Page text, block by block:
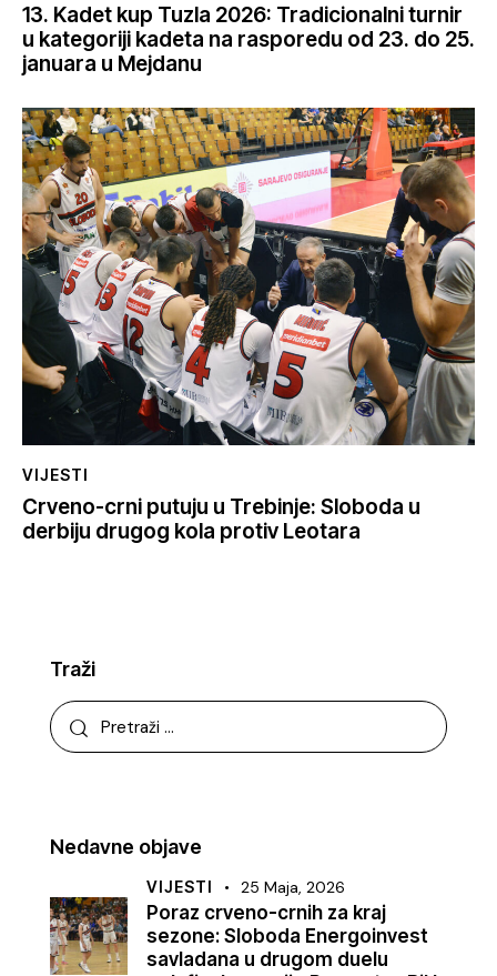
13. Kadet kup Tuzla 2026: Tradicionalni turnir
u kategoriji kadeta na rasporedu od 23. do 25.
januara u Mejdanu
VIJESTI
Crveno-crni putuju u Trebinje: Sloboda u
derbiju drugog kola protiv Leotara
Traži
Nedavne objave
VIJESTI 25 Maja, 2026
Poraz crveno-crnih za kraj
sezone: Sloboda Energoinvest
savladana u drugom duelu